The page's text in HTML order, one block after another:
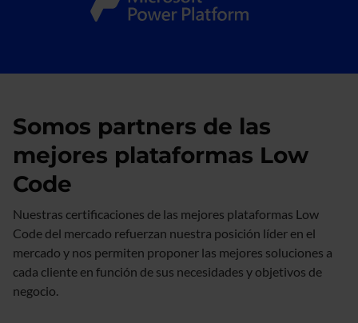
Somos partners de las
mejores plataformas Low
Code
Nuestras certificaciones de las mejores plataformas Low
Code del mercado refuerzan nuestra posición líder en el
mercado y nos permiten proponer las mejores soluciones a
cada cliente en función de sus necesidades y objetivos de
negocio.